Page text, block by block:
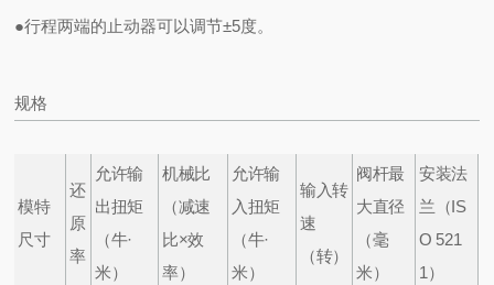
●行程两端的止动器可以调节±5度。
规格
模特
尺寸
还
原
率
允许输
出扭矩
（牛·
米）
机械比
（减速
比×效
率）
允许输
入扭矩
（牛·
米）
输入转
速
（转）
阀杆最
大直径
（毫
米）
安装法
兰 （IS
O 521
1）